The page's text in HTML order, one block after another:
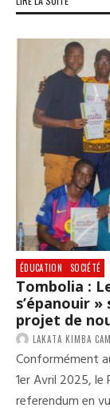
ÉDUCATION SOCIÉTÉ
Tombolia :
s’épanouir
projet de
LAKATA KIMBA
Conformément
1er Avril 2025,
referendum en